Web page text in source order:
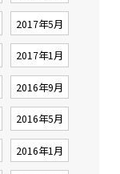
2017年5月
2017年1月
2016年9月
2016年5月
2016年1月